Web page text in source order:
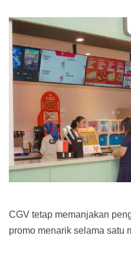
CGV tetap memanjakan
promo menarik selama satu